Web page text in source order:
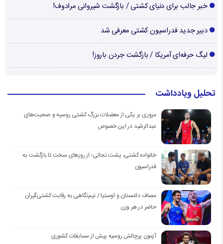
خبر جالب برای دنیای کشتی / بازگشت شیروانی مرادوف!
دبیر جدید فدراسیون کشتی معرفی شد
لیگ حرفه‌ای آمریکا / بازگشت جردن باروز!
تحلیل ویادداشت
مروری بر یکی از معضلات بزرگ کشتی روسیه و صحبت‌های
عبدالرشید در این خصوص
خانواده کشتی، پشت نجاتی؛ از روزهای سخت تا بازگشت به
فدراسیون
مصاف داغستان و اوستیا / نیم‌نگاهی به رقابت کشتی‌گیران
حاضر در هر وزن
آزمون پرچالش روسیه پیش از مسابقات کشوری